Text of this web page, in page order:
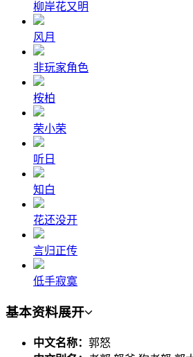
柳岸花又明
风月
非玩家角色
桉柏
荣小荣
听日
知白
花还没开
言归正传
低手寂寞
基本资料展开
中文名称： 郭怒